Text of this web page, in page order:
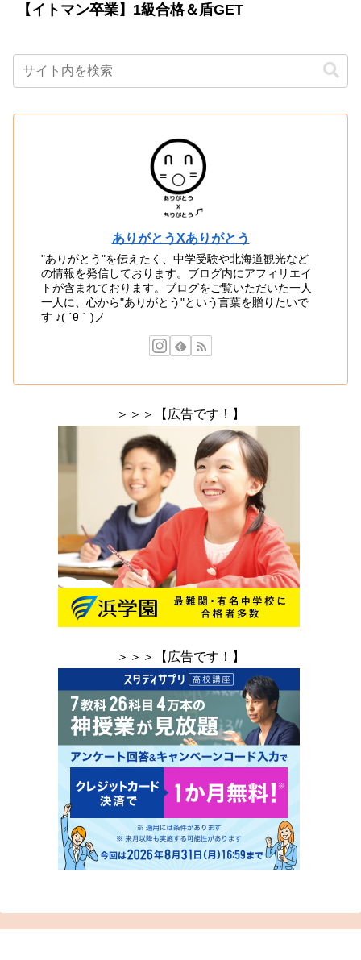
【イトマン卒業】1級合格＆盾GET
ありがとうXありがとう
"ありがとう"を伝えたく、中学受験や北海道観光など
の情報を発信しております。ブログ内にアフィリエイ
トが含まれております。ブログをご覧いただいた一人
一人に、心から"ありがとう"という言葉を贈りたいで
す ♪( ´θ｀)ノ
＞＞＞【広告です！】
＞＞＞【広告です！】